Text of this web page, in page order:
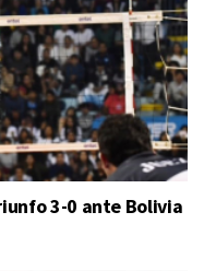
3-0 ante Bolivia